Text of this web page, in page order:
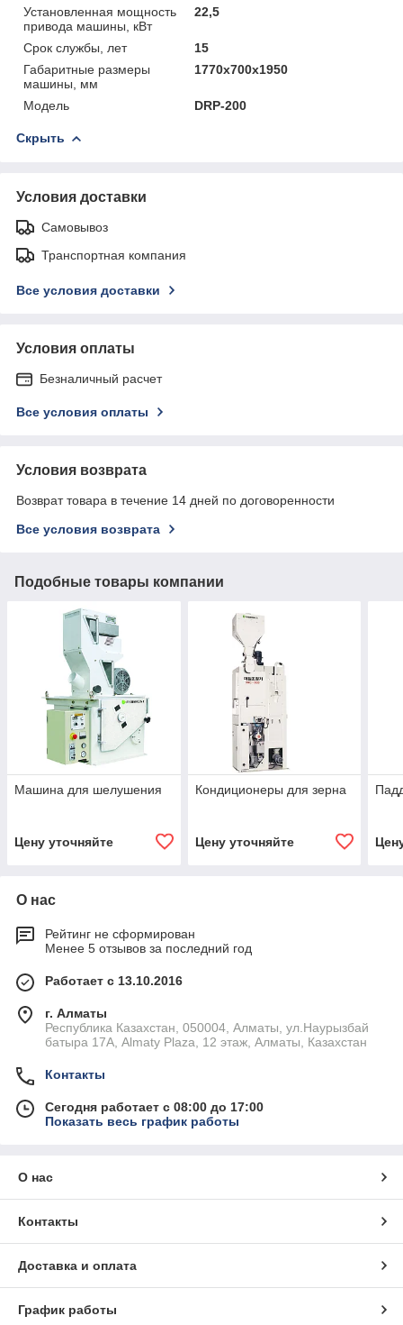
Установленная мощность
привода машины, кВт
22,5
Срок службы, лет
15
Габаритные размеры
машины, мм
1770x700x1950
Модель DRP-200
Скрыть
Условия доставки
Самовывоз
Транспортная компания
Все условия доставки
Условия оплаты
Безналичный расчет
Все условия оплаты
Условия возврата
Возврат товара в течение 14 дней по договоренности
Все условия возврата
Подобные товары компании
Машина для шелушения
Цену уточняйте
Кондиционеры для зерна
Цену уточняйте
О нас
Рейтинг не сформирован
Менее 5 отзывов за последний год
Работает с 13.10.2016
г. Алматы
Республика Казахстан, 050004, Алматы, ул.Наурызбай
батыра 17А, Almaty Plaza, 12 этаж, Алматы, Казахстан
Контакты
Сегодня работает с 08:00 до 17:00
Показать весь график работы
О нас
Контакты
Доставка и оплата
График работы